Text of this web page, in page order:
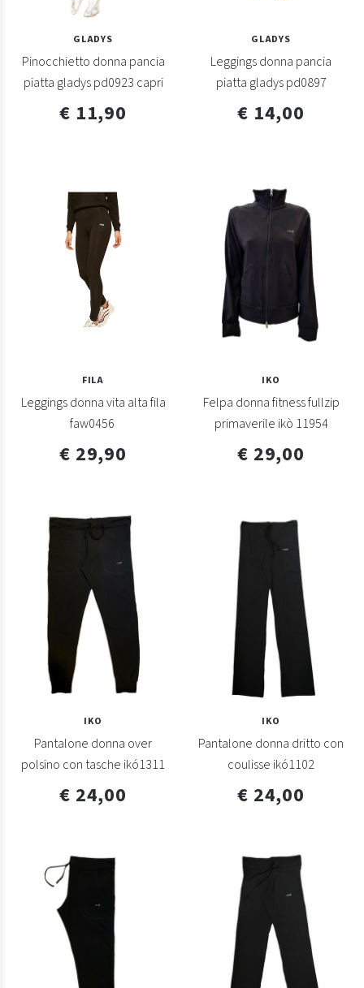
GLADYS
Pinocchietto donna pancia
piatta gladys pd0923 capri
€ 11,90
GLADYS
Leggings donna pancia
piatta gladys pd0897
€ 14,00
FILA
Leggings donna vita alta fila
faw0456
€ 29,90
IKO
Felpa donna fitness fullzip
primaverile ikò 11954
€ 29,00
IKO
Pantalone donna over
polsino con tasche ikó1311
€ 24,00
IKO
Pantalone donna dritto con
coulisse ikó1102
€ 24,00